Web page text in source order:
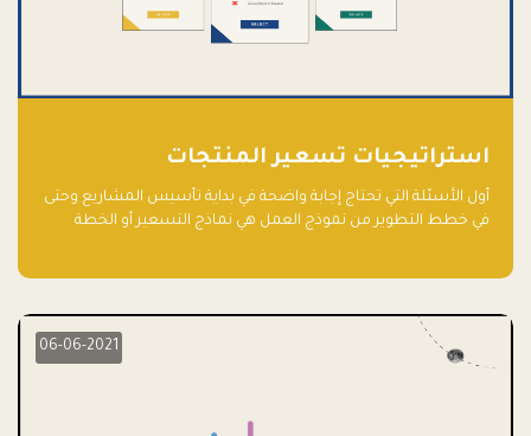
استراتيجيات تسعير المنتجات
أول الأسئلة التي تحتاج إجابة واضحة في بداية تأسيس المشاريع وحتى
في خطط التطوير من نموذج العمل هي نماذج التسعير أو الخطة
06-06-2021